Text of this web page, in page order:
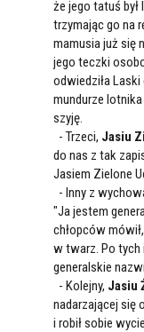
że jego tatuś był
trzymając go na
mamusia już się
jego teczki
odwiedziła Laski
mundurze
szyję.
- Trzeci, Jasiu
do nas z tak
Jasiem Zielone
- Inny z
"Ja jestem
chłopców
w twarz. Po tych
generalskie
- Kolejny, Jasiu
nadarzającej się
i robił sobie